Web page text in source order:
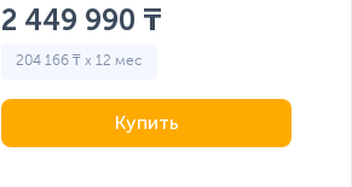
2 449 990 ₸
204 166 ₸ x 12 мес
Купить